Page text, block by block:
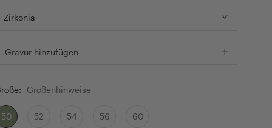
Zirkonia
Gravur hinzufügen
Größenhinweise
50 52 54 56 60